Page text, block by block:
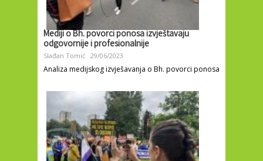
Mediji o Bh. povorci ponosa izvještavaju
odgovornije i profesionalnije
Slađan Tomić 29/06/2023
Analiza medijskog izvješavanja o Bh. povorci ponosa